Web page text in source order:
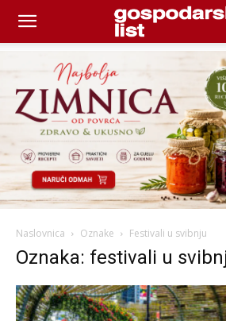
Naslovnica Oznake Festivali u svibnju
Oznaka: festivali u